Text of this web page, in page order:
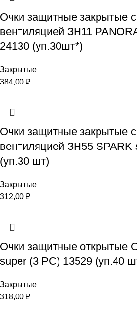
Очки защитные закрытые
вентиляцией ЗН11
24130 (уп.30шт*)
Закрытые
384,00 ₽
Очки защитные закрытые
вентиляцией ЗН55
(уп.30 шт)
Закрытые
312,00 ₽
Очки защитные
super (3 PC) 13529 (уп.40
Закрытые
318,00 ₽